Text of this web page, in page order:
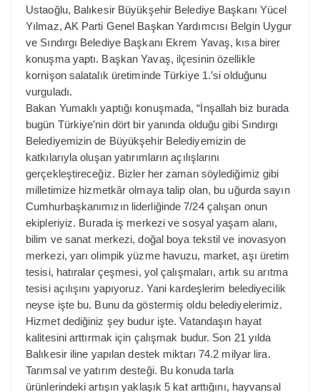
Ustaoğlu, Balıkesir Büyükşehir Belediye Başkanı Yücel
Yılmaz, AK Parti Genel Başkan Yardımcısı Belgin Uygur
ve Sındırgı Belediye Başkanı Ekrem Yavaş, kısa birer
konuşma yaptı. Başkan Yavaş, ilçesinin özellikle
kornişon salatalık üretiminde Türkiye 1.’si olduğunu
vurguladı.
Bakan Yumaklı yaptığı konuşmada, “İnşallah biz burada
bugün Türkiye’nin dört bir yanında olduğu gibi Sındırgı
Belediyemizin de Büyükşehir Belediyemizin de
katkılarıyla oluşan yatırımların açılışlarını
gerçekleştireceğiz. Bizler her zaman söylediğimiz gibi
milletimize hizmetkâr olmaya talip olan, bu uğurda sayın
Cumhurbaşkanımızın liderliğinde 7/24 çalışan onun
ekipleriyiz. Burada iş merkezi ve sosyal yaşam alanı,
bilim ve sanat merkezi, doğal boya tekstil ve inovasyon
merkezi, yarı olimpik yüzme havuzu, market, aşı üretim
tesisi, hatıralar çeşmesi, yol çalışmaları, artık su arıtma
tesisi açılışını yapıyoruz. Yani kardeşlerim belediyecilik
neyse işte bu. Bunu da göstermiş oldu belediyelerimiz.
Hizmet dediğiniz şey budur işte. Vatandaşın hayat
kalitesini arttırmak için çalışmak budur. Son 21 yılda
Balıkesir iline yapılan destek miktarı 74.2 milyar lira.
Tarımsal ve yatırım desteği. Bu konuda tarla
ürünlerindeki artışın yaklaşık 5 kat arttığını, hayvansal